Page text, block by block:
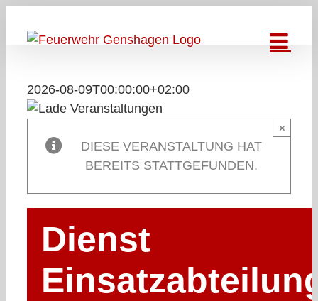
Inhalt
2026-08-09T00:00:00+02:00
DIESE VERANSTALTUNG HAT
BEREITS STATTGEFUNDEN.
×
Dienst